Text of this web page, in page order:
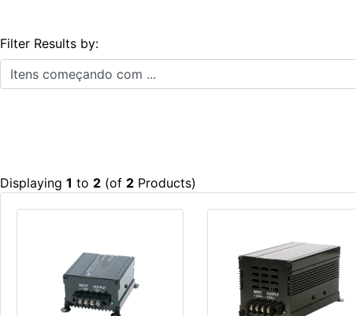
Filter Results by:
Itens começando com ...
Displaying 1 to 2 (of 2 Products)